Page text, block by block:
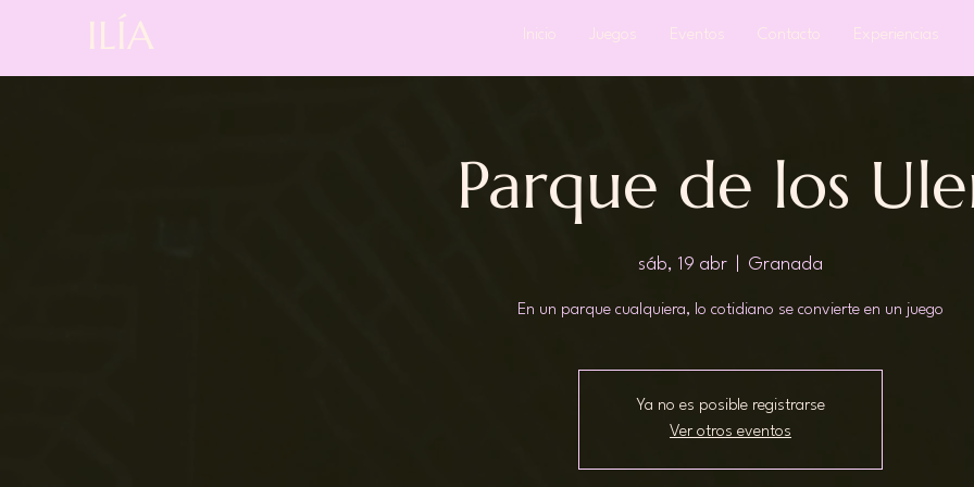
ILÍA Inicio Juegos Eventos Contacto Experiencias
Parque de los
sáb, 19 abr Granada
En un parque cualquiera, lo cotidiano se convierte en un juego
Ya no es posible registrarse
Ver otros eventos